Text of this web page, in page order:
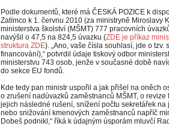
Podle dokumentů, které má ČESKÁ POZICE k
Zatímco k 1. červnu 2010 (za ministryně Miroslavy
ministerstva školství (MŠMT) 777 pracovních
navýšil o 47,5 na 824,5 úvazku (ZDE je příkaz
struktura ZDE). „Ano, vaše čísla souhlasí, jde o
financování),“ potvrdil údaje tiskový odbor
ministerstvu 743 osob, jenže v současné době
do sekce EU fondů.
Kde tedy pan ministr uspořil a jak přišel na oněch
o zrušení nadúvazků zaměstnanců MŠMT, o
jejich následné rušení, snížení počtu sekretářek
nebo snižování kmenových zaměstnanců napříč
Dobeš podnikl,“ říká k údajným úsporám mluvčí